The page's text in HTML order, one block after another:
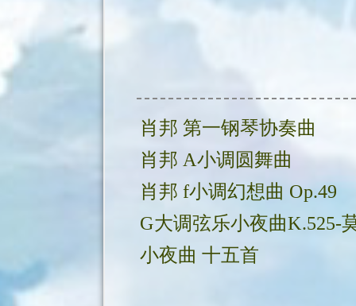
肖邦 第一钢琴协奏曲
肖邦 A小调圆舞曲
肖邦 f小调幻想曲 Op.49
小夜曲 十五首